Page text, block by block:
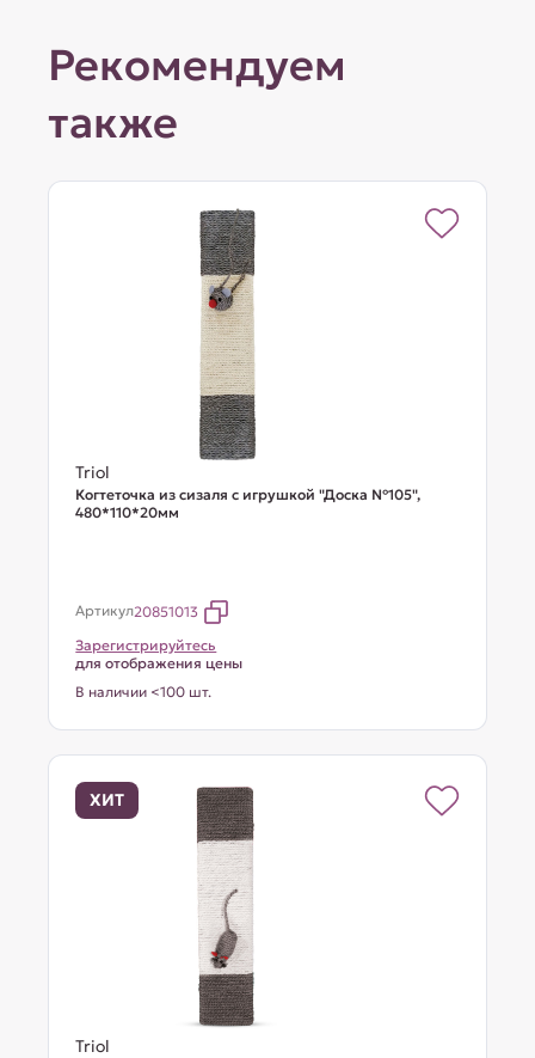
Рекомендуем
также
Triol
Когтеточка из сизаля с игрушкой "Доска №105",
480*110*20мм
Артикул20851013
Зарегистрируйтесь
для отображения цены
В наличии <100 шт.
ХИТ
Triol